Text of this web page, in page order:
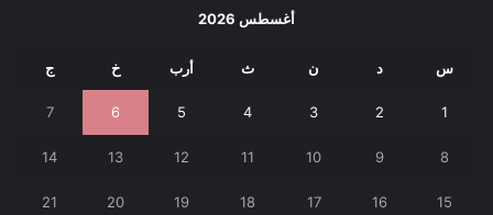
أغسطس 2026
س د ن ث أرب خ ج
1
2
3
4
5
6
7
8
9
10
11
12
13
14
15
16
17
18
19
20
21